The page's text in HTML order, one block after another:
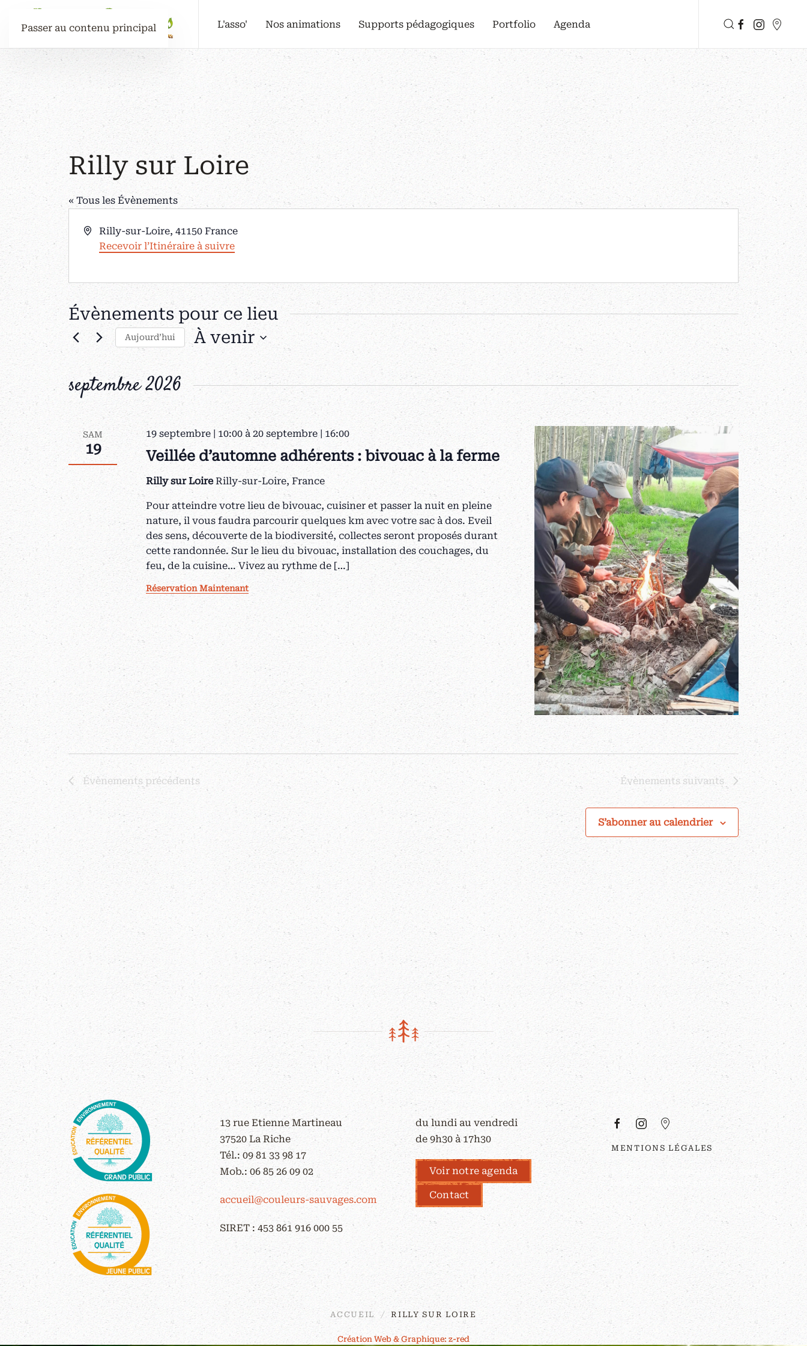
Passer au contenu principal L'asso' Nos animations Supports pédagogiques Portfolio Agenda
Rilly sur Loire
« Tous les Évènements
Adresse
Rilly-sur-Loire, 41150 France
Recevoir l’Itinéraire à suivre
Évènements pour ce lieu
Aujourd’hui À venir
Sélectionnez
une
date.
septembre 2026
SAM
19 Veillée d’automne adhérents : bivouac à la ferme
19 septembre | 10:00à20 septembre | 16:00
Rilly sur LoireRilly-sur-Loire, France
Pour atteindre votre lieu de bivouac, cuisiner et passer la nuit en pleine
nature, il vous faudra parcourir quelques km avec votre sac à dos. Eveil
des sens, découverte de la biodiversité, collectes seront proposés durant
cette randonnée. Sur le lieu du bivouac, installation des couchages, du
feu, de la cuisine… Vivez au rythme de […]
Réservation Maintenant
Évènements précédents Évènements suivants
S’abonner au calendrier
CONTACT
13 rue Etienne Martineau
37520 La Riche
Tél.: 09 81 33 98 17
Mob.: 06 85 26 09 02
accueil@couleurs-sauvages.com
SIRET : 453 861 916 000 55
HORAIRES D'OUVERTURE
du lundi au vendredi
de 9h30 à 17h30
Voir notre agenda
Contact
MENTIONS LÉGALES
Couleurs Sauvages. Tous droits
réservés. Site réalisé par
ACCUEIL RILLY SUR LOIRE
Création Web & Graphique: z-red